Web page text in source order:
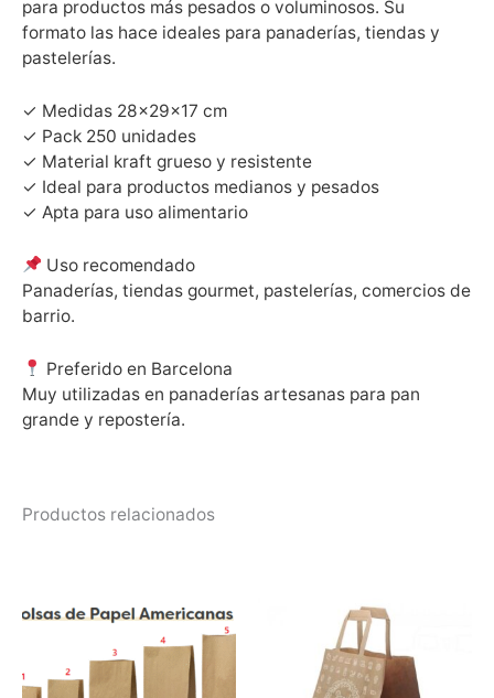
para productos más pesados o voluminosos. Su
formato las hace ideales para panaderías, tiendas y
pastelerías.
✓ Medidas 28×29×17 cm
✓ Pack 250 unidades
✓ Material kraft grueso y resistente
✓ Ideal para productos medianos y pesados
✓ Apta para uso alimentario
Uso recomendado
Panaderías, tiendas gourmet, pastelerías, comercios de
barrio.
Preferido en Barcelona
Muy utilizadas en panaderías artesanas para pan
grande y repostería.
Productos relacionados